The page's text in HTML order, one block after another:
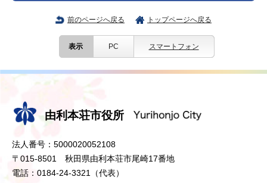
前のページへ戻る トップページへ戻る
表示 PC スマートフォン
由利本荘市役所
法人番号：5000020052108
〒015-8501 秋田県由利本荘市尾崎17番地
電話：0184-24-3321（代表）